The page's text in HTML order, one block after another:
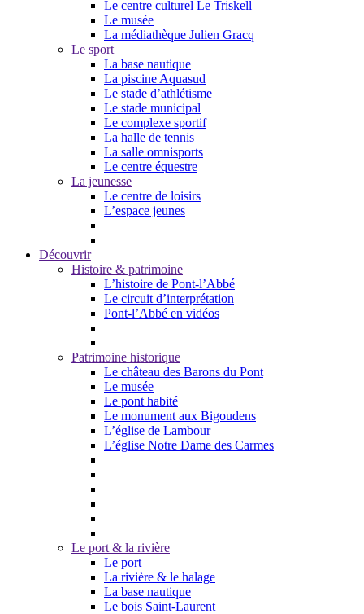
Le centre culturel Le Triskell
Le musée
La médiathèque Julien Gracq
Le sport
La base nautique
La piscine Aquasud
Le stade d’athlétisme
Le stade municipal
Le complexe sportif
La halle de tennis
La salle omnisports
Le centre équestre
La jeunesse
Le centre de loisirs
L’espace jeunes
Découvrir
Histoire & patrimoine
L’histoire de Pont-l’Abbé
Le circuit d’interprétation
Pont-l’Abbé en vidéos
Patrimoine historique
Le château des Barons du Pont
Le musée
Le pont habité
Le monument aux Bigoudens
L’église de Lambour
L’église Notre Dame des Carmes
Le port & la rivière
Le port
La rivière & le halage
La base nautique
Le bois Saint-Laurent